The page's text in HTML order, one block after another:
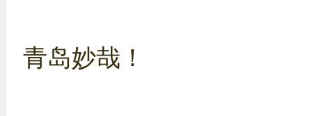
青岛妙哉！